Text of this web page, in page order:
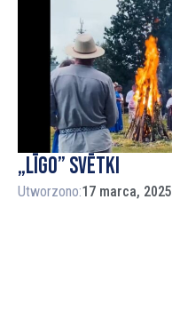
„Līgo” svētki
Utworzono:17 marca, 2025